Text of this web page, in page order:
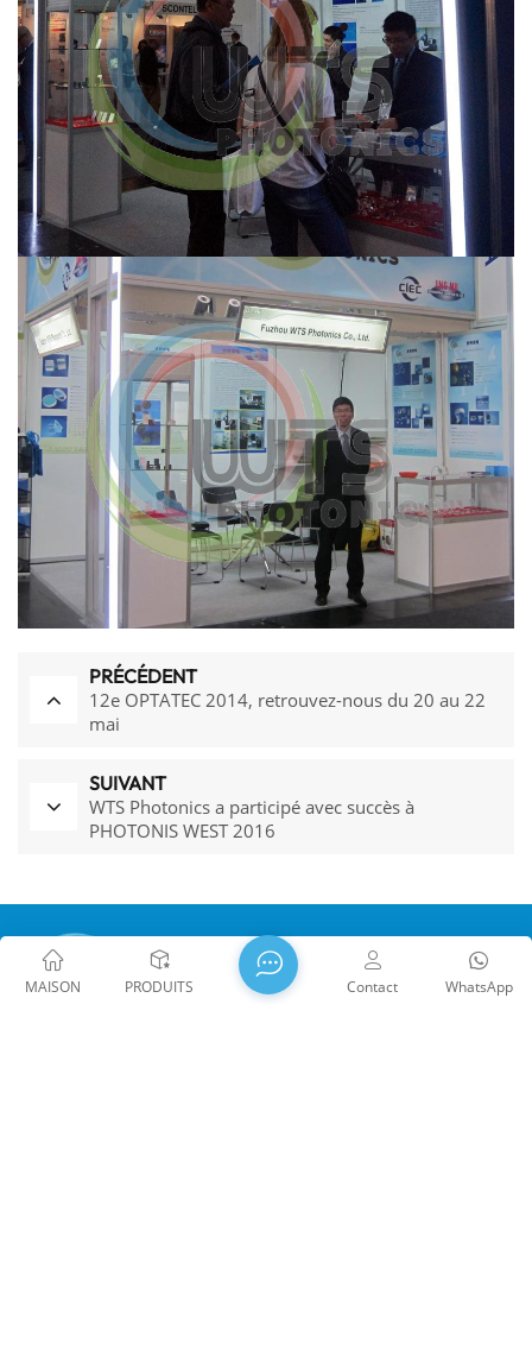
PRÉCÉDENT
12e OPTATEC 2014, retrouvez-nous du 20 au 22
mai
SUIVANT
WTS Photonics a participé avec succès à
PHOTONIS WEST 2016
MAISON PRODUITS WhatsApp
Contact